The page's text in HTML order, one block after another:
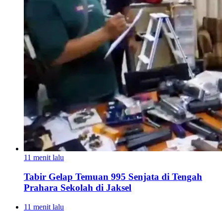
11 menit lalu
Tabir Gelap Temuan 995 Senjata di Tengah
Prahara Sekolah di Jaksel
11 menit lalu